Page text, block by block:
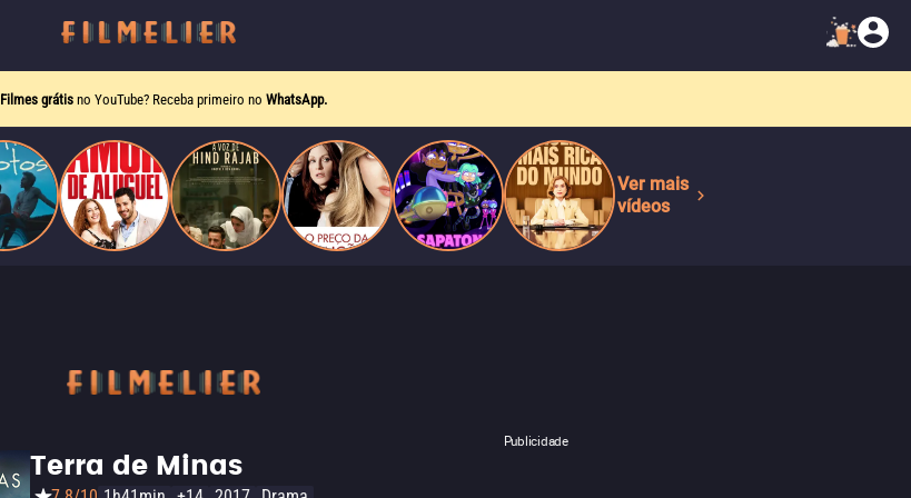
Ver mais
vídeos
Filmes grátis no YouTube? Receba primeiro no WhatsApp.
Publicidade
Terra de Minas